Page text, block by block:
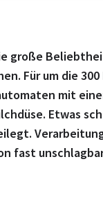
große
Für um die
mit
Etwas
fast